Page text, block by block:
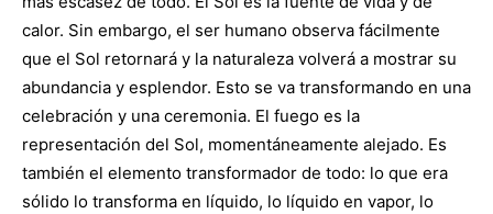
calor. Sin embargo, el ser humano observa fácilmente
que el Sol retornará y la naturaleza volverá a mostrar su
abundancia y esplendor. Esto se va transformando en una
celebración y una ceremonia. El fuego es la
representación del Sol, momentáneamente alejado. Es
también el elemento transformador de todo: lo que era
sólido lo transforma en líquido, lo líquido en vapor, lo